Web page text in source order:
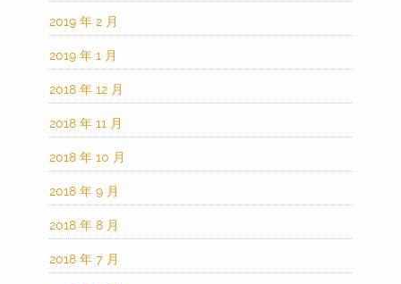
2019 年 2 月
2019 年 1 月
2018 年 12 月
2018 年 11 月
2018 年 10 月
2018 年 9 月
2018 年 8 月
2018 年 7 月